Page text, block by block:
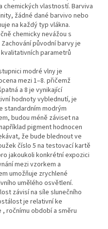
chemických vlastností. Barviva
žádné dané barvivo nebo
na každý typ vlákna.
chemicky nevážou s
Zachování původní barvy je
parametrů
modré vlny je
mezi 1–8. přičemž
a 8 je vynikající
hodnoty vyblednutí, je
standardním modrým
budou méně záviset na
pigment hodnocen
že bude blednout ve
číslo 5 na testovací kartě
jakoukoli konkrétní expozici
mezi vzorkem a
umožňuje zrychlené
umělého osvětlení.
závisí na síle slunečního
je relativní ke
ročnímu období a směru